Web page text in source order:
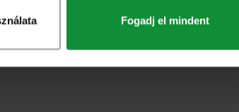
Fogadj el mindent